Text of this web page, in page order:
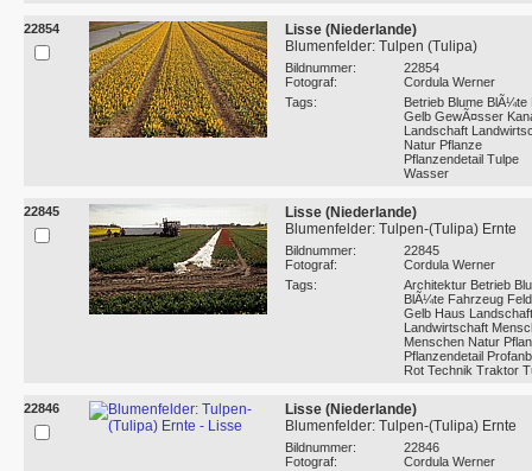
22854
Lisse (Niederlande)
Blumenfelder: Tulpen (Tulipa)
Bildnummer:
22854
Fotograf:
Cordula Werner
Tags:
Betrieb Blume BlÃ¼te
Gelb GewÃ¤sser
Landschaft
Natur Pflanze
Pflanzendetail Tulpe
Wasser
22845
Lisse (Niederlande)
Blumenfelder: Tulpen-(Tulipa) Ernte
Bildnummer:
22845
Fotograf:
Cordula Werner
Tags:
Architektur Betrieb
BlÃ¼te Fahrzeug Feld
Gelb Haus Landschaft
Landwirtschaft
Menschen Natur
Pflanzendetail
Rot Technik Traktor
22846
Lisse (Niederlande)
Blumenfelder: Tulpen-(Tulipa) Ernte
Bildnummer:
22846
Fotograf:
Cordula Werner